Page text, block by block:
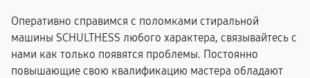
Оперативно справимся с поломками стиральной
машины SCHULTHESS любого характера, связывайтесь с
нами как только появятся проблемы. Постоянно
повышающие свою квалификацию мастера обладают